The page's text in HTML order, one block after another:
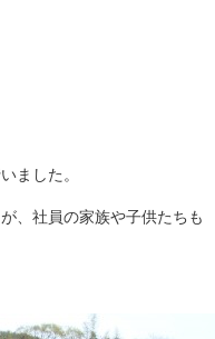
ました。
、社員の家族や子供たちも